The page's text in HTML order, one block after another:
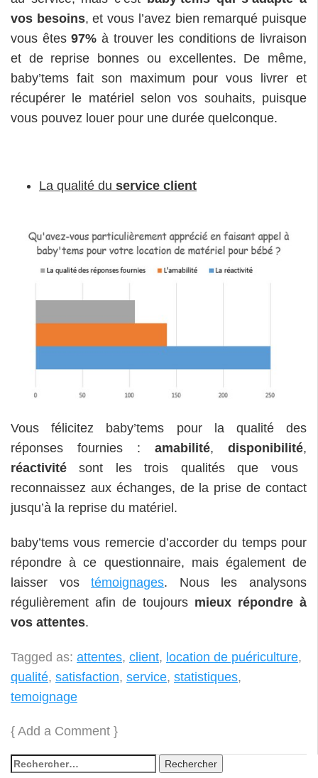
vos besoins, et vous l’avez bien remarqué puisque
vous êtes97% à trouver les conditions de livraison
et de reprise bonnes ou excellentes. De même,
baby’tems fait son maximum pour vous livrer et
récupérer le matériel selon vos souhaits, puisque
vous pouvez louer pour une durée quelconque.
La qualité du service client
Vous félicitez baby’tems pour la qualité des
réponses fournies : amabilité, disponibilité,
réactivité sont les trois qualités que vous
reconnaissez aux échanges, de la prise de contact
jusqu’à la reprise du matériel.
baby’tems vous remercie d’accorder du temps pour
répondre à ce questionnaire, mais également de
laisser vostémoignages. Nous les analysons
régulièrement afin de toujours mieux répondre à
vos attentes.
Tagged as: attentes, client, location de puériculture,
qualité, satisfaction, service, statistiques,
temoignage
{ Add a Comment }